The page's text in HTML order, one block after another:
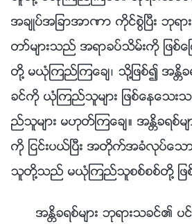
အခ်ဳပ္အျခာအာဏာ ကိုင္စြဲၿပီး ဘုရ
တာ္မ်ားသည္ အရာခပ္သိမ္းကို ျဖ
တို႔ မယုံၾကည္ၾကေခ်၊ သို႔ျဖစ္၍ အ
ခင္ကို ယုံၾကည္သူမ်ား ျဖစ္ေနေသး
ည္သူမ်ား မဟုတ္ၾကေခ်။ အႏၲိခရစ္
ကို ျငင္းပယ္ၿပီး အတိုက္အခံလုပ္ေသ
သူတို႔သည္ မယုံၾကည္သူစစ္စစ္တို႔ ျ
အႏၲိခရစ္မ်ား ဘုရားသခင္